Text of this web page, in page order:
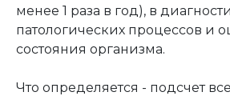
менее 1 раза в год), в
патологических процессов и
состояния организма.
Что определяется - подсчет